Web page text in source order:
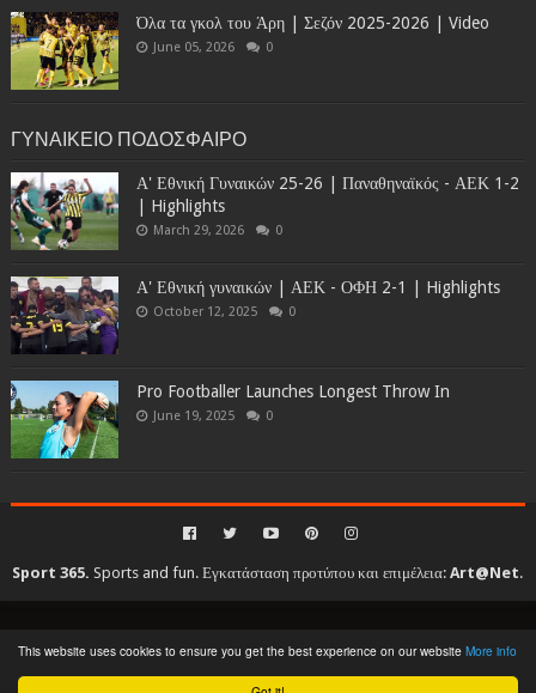
This website uses cookies to ensure you get the best experience on our website More info
Όλα τα γκολ του Άρη | Σεζόν 2025-2026 | Video
June 05, 2026 0
ΓΥΝΑΙΚΕΙΟ ΠΟΔΟΣΦΑΙΡΟ
Α' Εθνική Γυναικών 25-26 | Παναθηναϊκός - ΑΕΚ 1-2
| Highlights
March 29, 2026 0
Α' Εθνική γυναικών | ΑΕΚ - ΟΦΗ 2-1 | Highlights
October 12, 2025 0
Pro Footballer Launches Longest Throw In
June 19, 2025 0
Sport 365. Sports and fun. Εγκατάσταση προτύπου και επιμέλεια:Art@Net.